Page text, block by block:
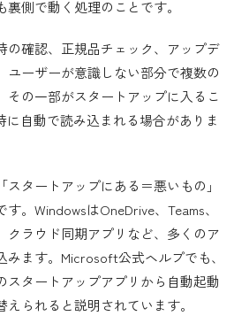
側で動く処理のことです。
の確認、正規品チェック、アップデ
ユーザーが意識しない部分で複数の
その一部がスタートアップに入るこ
に自動で読み込まれる場合がありま
スタートアップにある＝悪いもの」
。WindowsはOneDrive、Teams、
クラウド同期アプリなど、多くのア
みます。Microsoft公式ヘルプでも、
スタートアップアプリから自動起動
られると説明されています。